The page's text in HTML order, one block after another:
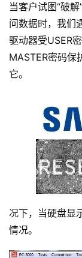
当客户试图“破解
问数据时，我们
驱动器受USER
MASTER密码保
它。
况下，当硬盘显
情况。